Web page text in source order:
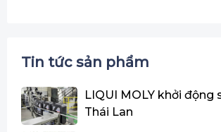
Tin tức sản phẩm
LIQUI MOLY khởi động
Thái Lan